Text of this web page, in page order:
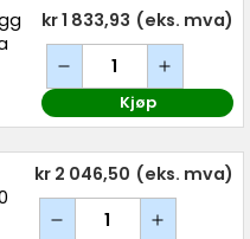
kr 1 833,93 (eks. mva)
Kjøp
kr 2 046,50 (eks. mva)